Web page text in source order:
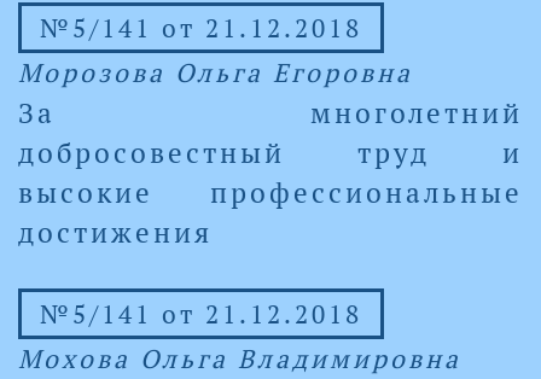
№5/141 от 21.12.2018
Морозова Ольга Егоровна
За многолетний
добросовестный труд и
высокие профессиональные
достижения
№5/141 от 21.12.2018
Мохова Ольга Владимировна